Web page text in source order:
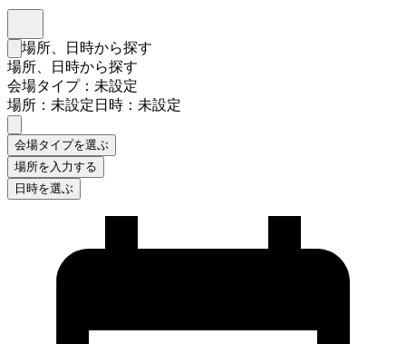
検索フォームを閉じる
場所、日時から探す
場所、日時から探す
会場タイプ：未設定
場所：未設定日時：未設定
会場タイプを選ぶ
場所を入力する
日時を選ぶ